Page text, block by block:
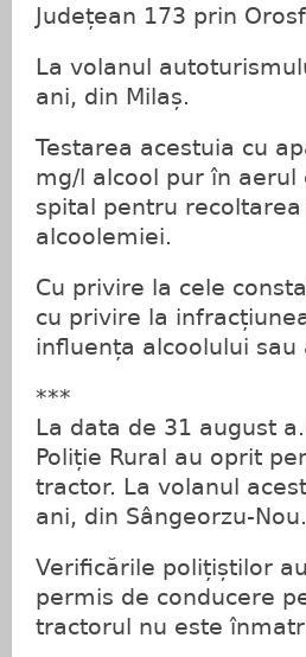
Județean 173 prin
La volanul
ani, din Milaș.
Testarea acestuia cu
mg/l alcool pur în
spital pentru
alcoolemiei.
Cu privire la cele
cu privire la
influența alcoolului sau
***
La data de 31 august
Poliție Rural au oprit
tractor. La volanul
ani, din Sângeorzu-Nou.
Verificările polițiștilor
permis de conducere
tractorul nu este